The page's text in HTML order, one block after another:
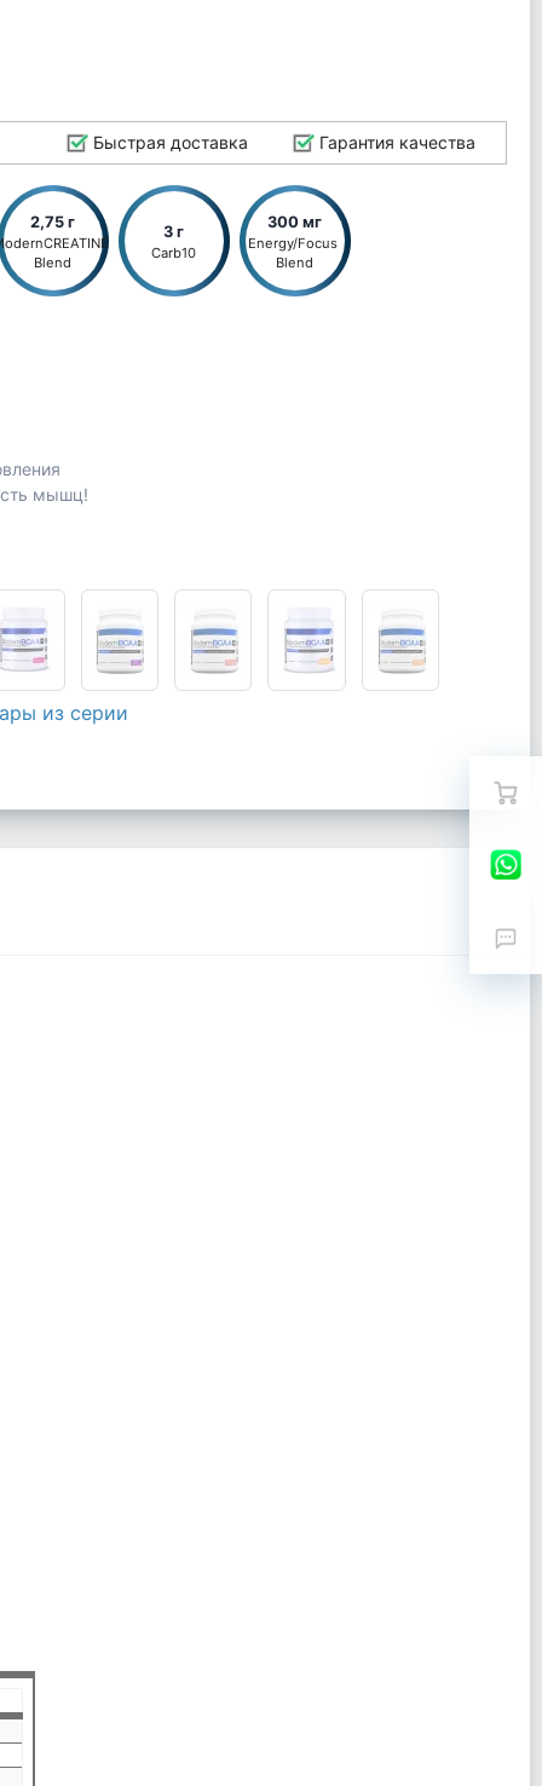
Быстрая доставка Гарантия качества
2,75 г
Blend
3 г
Carb10
300 мг
Energy/Focus
Blend
мышц!
из серии